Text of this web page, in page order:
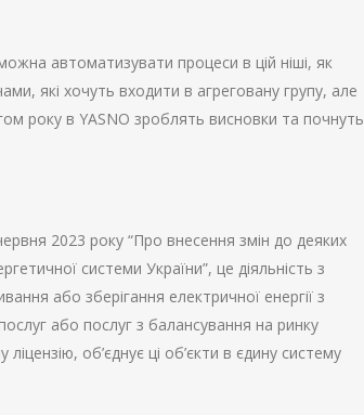
автоматизувати процеси в цій ніші, як
які хочуть входити в агреговану групу, але
року в YASNO зроблять висновки та почнуть
2023 року “Про внесення змін до деяких
системи України”, це діяльність з
або зберігання електричної енергії з
або послуг з балансування на ринку
об’єднує ці об’єкти в єдину систему